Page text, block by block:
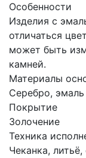
Особенности
Изделия с
отличаться
может быть
камней.
Материалы
Серебро, эмаль
Покрытие
Золочение
Техника
Чеканка,